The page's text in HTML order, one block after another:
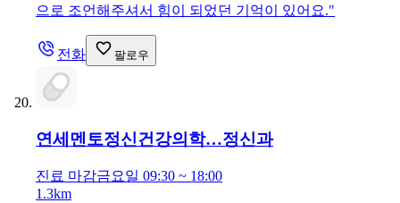
으로 조언해주셔서 힘이 되었던 기억이 있어요."
전화 팔로우
연세멘토정신건강의학…정신과
진료 마감금요일 09:30 ~ 18:00
1.3km